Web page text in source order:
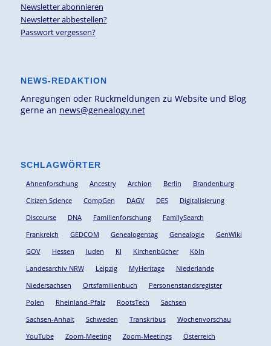
Newsletter abonnieren
Newsletter abbestellen?
Passwort vergessen?
NEWS-REDAKTION
Anregungen oder Rückmeldungen zu Website und Blog
gerne an news@genealogy.net
SCHLAGWÖRTER
Ahnenforschung Ancestry Archion Berlin
Brandenburg
Citizen Science
CompGen DAGV DES
Digitalisierung
Discourse
DNA Familienforschung
FamilySearch
Frankreich
GEDCOM Genealogentag Genealogie
GenWiki
GOV
Hessen Juden KI Kirchenbücher
Köln
Landesarchiv NRW
Leipzig MyHeritage
Niederlande
Niedersachsen
Ortsfamilienbuch
Personenstandsregister
Polen
Rheinland-Pfalz RootsTech
Sachsen
Sachsen-Anhalt
Schweden Transkribus
Wochenvorschau
YouTube
Zoom-Meeting Zoom-Meetings Österreich